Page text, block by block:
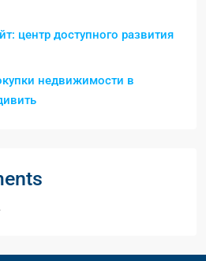
центр доступного развития
недвижимости в